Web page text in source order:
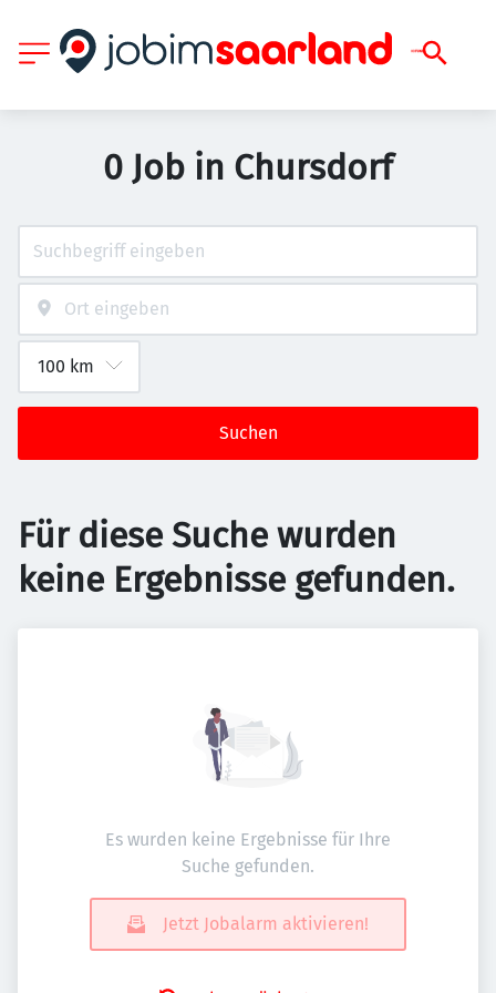
0 Job in Chursdorf
Suchen
Für diese Suche wurden
keine Ergebnisse gefunden.
Es wurden keine Ergebnisse für Ihre
Suche gefunden.
Jetzt Jobalarm aktivieren!